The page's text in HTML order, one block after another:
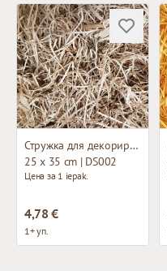
Стружка для декорирования
25 x 35 cm | DS002
Цена за 1 iepak.
4,78 €
1+ уп.